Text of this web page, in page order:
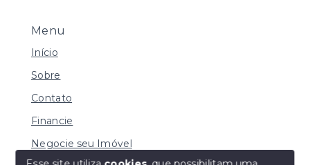
Menu
Início
Sobre
Contato
Financie
Negocie seu Imóvel